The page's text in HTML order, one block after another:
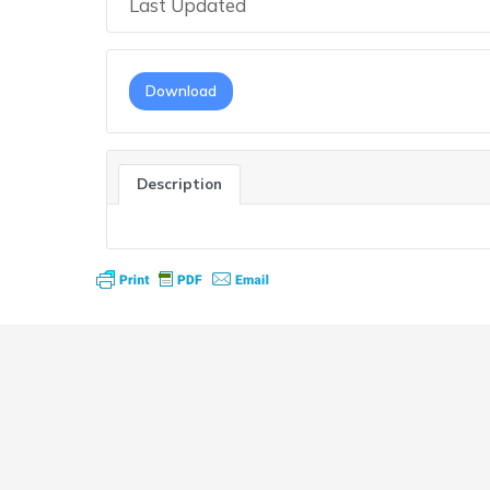
Last Updated
Download
Description